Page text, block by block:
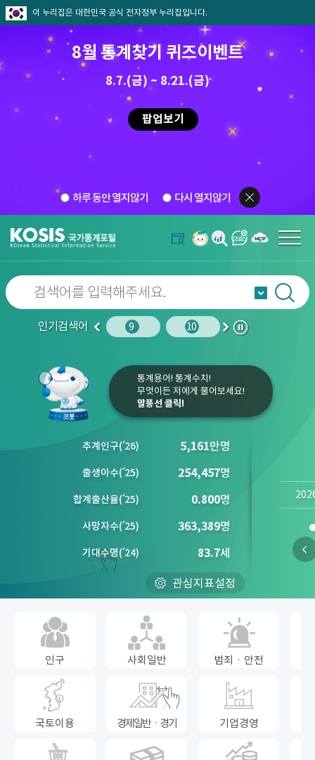
이 누리집은 대한민국 공식 전자정부 누리집입니다.
8월 통계찾기 퀴즈이벤트
8.7.(금) ~ 8.21.(금)
팝업보기
하루 동안 열지않기 다시 열지않기
인기검색어
이
10 임금 9 10 1
다
정
통계용어! 통계수치!
무엇이든 저에게 물어보세요!
말풍선 클릭!
추계인구(´26) 5,161만명
출생아수(´25) 254,457명
합계출산율(´25) 0.800명
사망자수(´25) 363,389명
기대수명(´24) 83.7세
관심지표설정
인구 사회일반 범죄ㆍ안전
국토이용 경제일반ㆍ경기 기업경영